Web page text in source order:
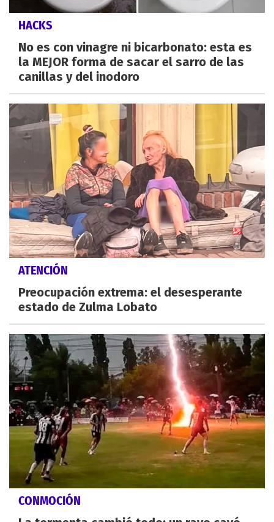
HACKS
No es con vinagre ni bicarbonato: esta es
la MEJOR forma de sacar el sarro de las
canillas y del inodoro
ATENCIÓN
Preocupación extrema: el desesperante
estado de Zulma Lobato
CONMOCIÓN